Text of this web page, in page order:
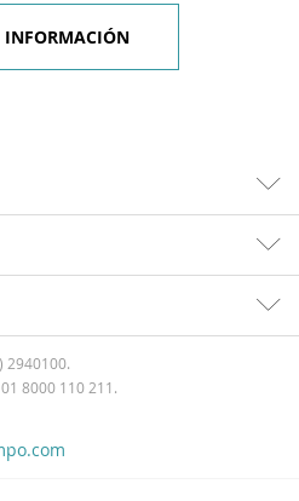
INFORMACIÓN
2940100.
8000 110 211.